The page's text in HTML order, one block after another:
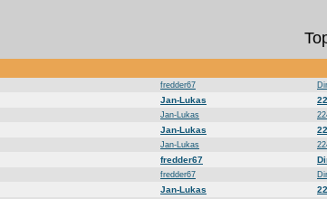
fredder67
Jan-Lukas
Jan-Lukas
Jan-Lukas
Jan-Lukas
fredder67
fredder67
Jan-Lukas